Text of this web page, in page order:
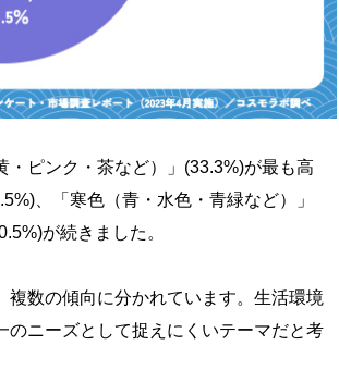
ピンク・茶など）」(33.3%)が最も高
、「寒色（青・水色・青緑など）」
が続きました。
数の傾向に分かれています。生活環境
ニーズとして捉えにくいテーマだと考